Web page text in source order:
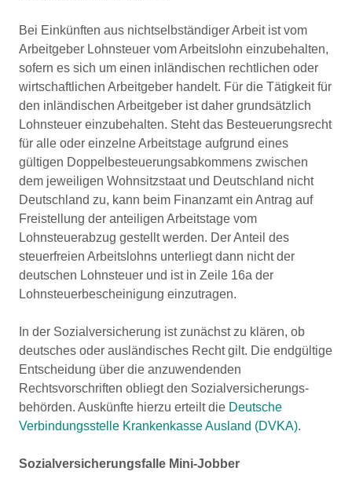
Bei Einkünften aus nichtselbständiger Arbeit ist vom
Arbeitgeber Lohnsteuer vom Arbeitslohn einzubehalten,
sofern es sich um einen inländischen rechtlichen oder
wirtschaftlichen Arbeitgeber handelt. Für die Tätigkeit für
den inländischen Arbeitgeber ist daher grundsätzlich
Lohnsteuer einzubehalten. Steht das Besteuerungsrecht
für alle oder einzelne Arbeitstage aufgrund eines
gültigen Doppelbesteuerungsabkommens zwischen
dem jeweiligen Wohnsitzstaat und Deutschland nicht
Deutschland zu, kann beim Finanzamt ein Antrag auf
Freistellung der anteiligen Arbeitstage vom
Lohnsteuerabzug gestellt werden. Der Anteil des
steuerfreien Arbeitslohns unterliegt dann nicht der
deutschen Lohnsteuer und ist in Zeile 16a der
Lohnsteuerbescheinigung einzutragen.
In der Sozialversicherung ist zunächst zu klären, ob
deutsches oder ausländisches Recht gilt. Die endgültige
Entscheidung über die anzuwendenden
Rechtsvorschriften obliegt den Sozialversicherungs-
behörden. Auskünfte hierzu erteilt die Deutsche
Verbindungsstelle Krankenkasse Ausland (DVKA).
Sozialversicherungsfalle Mini-Jobber